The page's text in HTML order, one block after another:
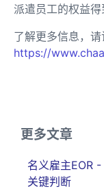
派遣员工的权益得
了解更多信息，请
https://
更多文章
名义雇主EOR
关键判断